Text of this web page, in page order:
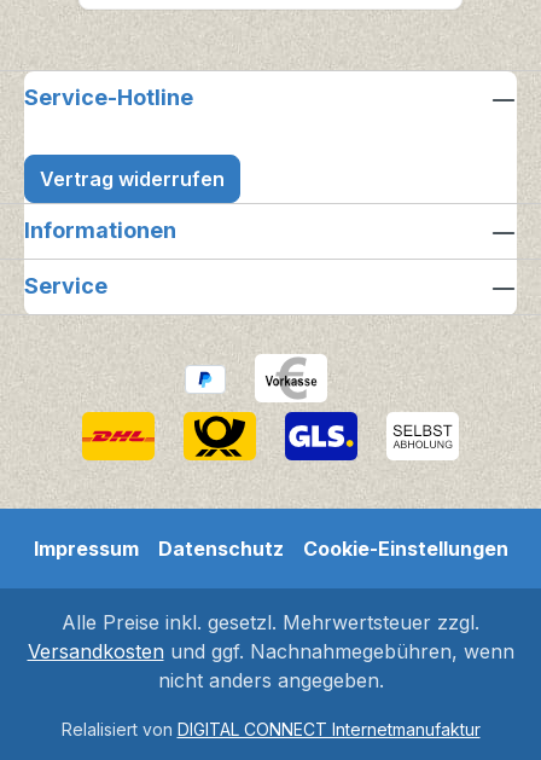
Service-Hotline
Vertrag widerrufen
Informationen
Service
Impressum Datenschutz Cookie-Einstellungen
Alle Preise inkl. gesetzl. Mehrwertsteuer zzgl.
Versandkostenund ggf. Nachnahmegebühren, wenn
nicht anders angegeben.
Relalisiert von DIGITAL CONNECT Internetmanufaktur